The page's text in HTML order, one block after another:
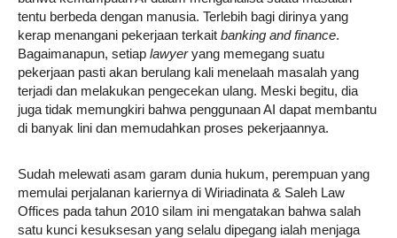
tentu berbeda dengan manusia. Terlebih bagi dirinya yang
kerap menangani pekerjaan terkait banking and finance.
Bagaimanapun, setiap lawyeryang memegang suatu
pekerjaan pasti akan berulang kali menelaah masalah yang
terjadi dan melakukan pengecekan ulang. Meski begitu, dia
juga tidak memungkiri bahwa penggunaan AI dapat membantu
di banyak lini dan memudahkan proses pekerjaannya.
Sudah melewati asam garam dunia hukum, perempuan yang
memulai perjalanan kariernya di Wiriadinata & Saleh Law
Offices pada tahun 2010 silam ini mengatakan bahwa salah
satu kunci kesuksesan yang selalu dipegang ialah menjaga